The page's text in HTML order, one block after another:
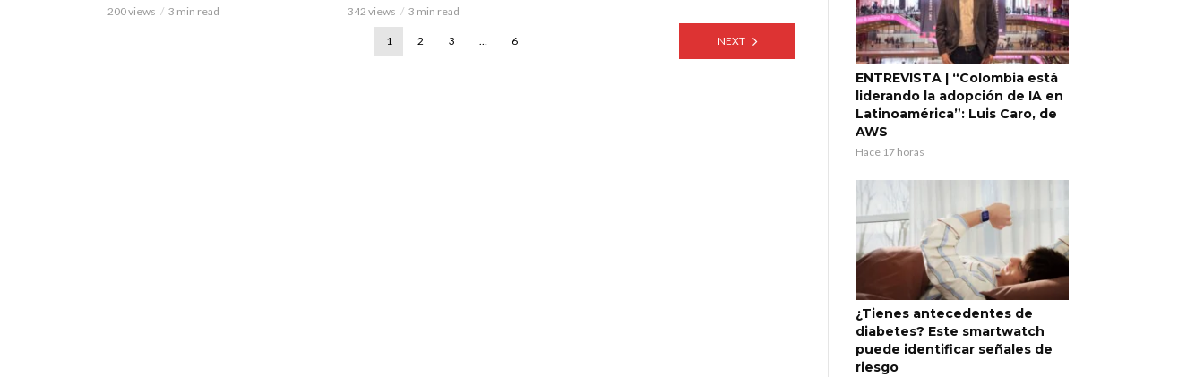
200 views 3 min read 342 views 3 min read
1 2 3 … 6 NEXT
ENTREVISTA | “Colombia está
liderando la adopción de IA en
Latinoamérica”: Luis Caro, de
AWS
Hace 17 horas
¿Tienes antecedentes de
diabetes? Este smartwatch
puede identificar señales de
riesgo